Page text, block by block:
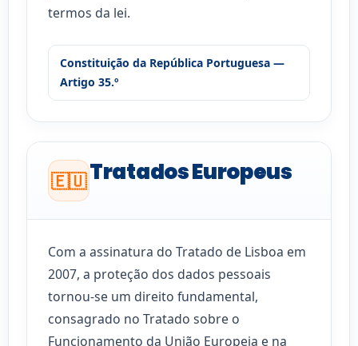
termos da lei.
Constituição da República Portuguesa —
Artigo 35.º
🇪🇺Tratados Europeus
Com a assinatura do Tratado de Lisboa em
2007, a proteção dos dados pessoais
tornou-se um direito fundamental,
consagrado no Tratado sobre o
Funcionamento da União Europeia e na